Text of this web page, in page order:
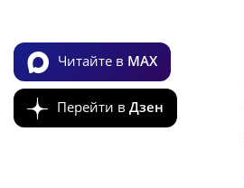
Читайте в MAX
Перейти в Дзен